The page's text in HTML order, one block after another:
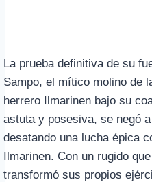
La prueba definitiva de su
Sampo, el mítico molino de
herrero Ilmarinen bajo su
astuta y posesiva, se negó
desatando una lucha épica
Ilmarinen. Con un rugido
transformó sus propios